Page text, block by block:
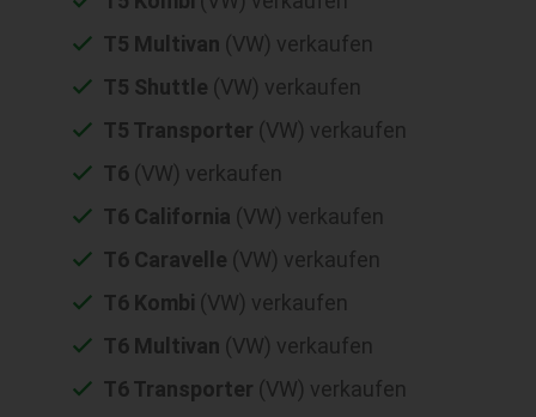
T5 Multivan (VW) verkaufen
T5 Shuttle (VW) verkaufen
T5 Transporter (VW) verkaufen
T6 (VW) verkaufen
T6 California (VW) verkaufen
T6 Caravelle (VW) verkaufen
T6 Kombi (VW) verkaufen
T6 Multivan (VW) verkaufen
T6 Transporter (VW) verkaufen